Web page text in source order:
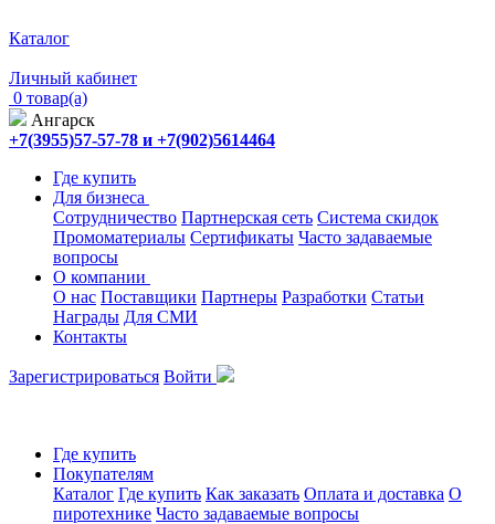
Каталог
Личный кабинет
0 товар(а)
Ангарск
+7(3955)57-57-78 и +7(902)5614464
Где купить
Для бизнеса
Сотрудничество Партнерская сеть Система скидок
Промоматериалы Сертификаты Часто задаваемые
вопросы
О компании
О нас Поставщики Партнеры Разработки Статьи
Награды Для СМИ
Контакты
Зарегистрироваться Войти
Где купить
Покупателям
Каталог Где купить Как заказать Оплата и доставка О
пиротехнике Часто задаваемые вопросы